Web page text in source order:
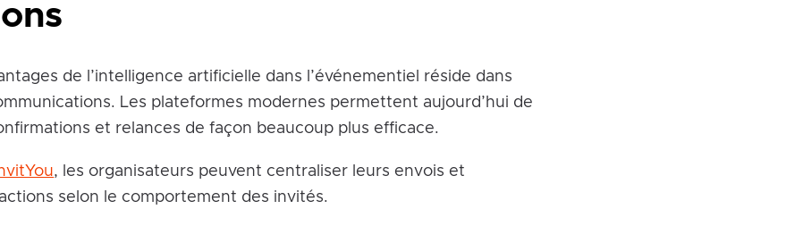
de l’intelligence artificielle dans l’événementiel réside dans
Les plateformes modernes permettent aujourd’hui de
et relances de façon beaucoup plus efficace.
, les organisateurs peuvent centraliser leurs envois et
selon le comportement des invités.